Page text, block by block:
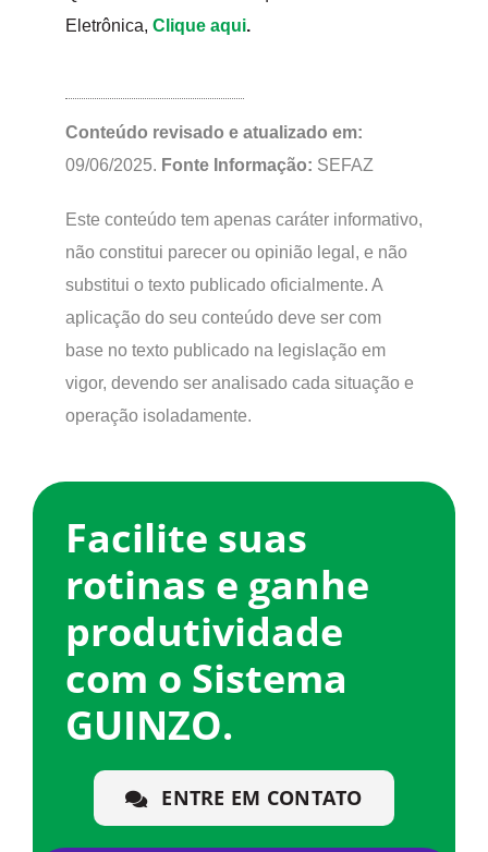
Eletrônica, Clique aqui.
Conteúdo revisado e atualizado em:
09/06/2025. Fonte Informação: SEFAZ
Este conteúdo tem apenas caráter informativo,
não constitui parecer ou opinião legal, e não
substitui o texto publicado oficialmente. A
aplicação do seu conteúdo deve ser com
base no texto publicado na legislação em
vigor, devendo ser analisado cada situação e
operação isoladamente.
Facilite suas
rotinas e ganhe
produtividade
com o Sistema
GUINZO.
ENTRE EM CONTATO